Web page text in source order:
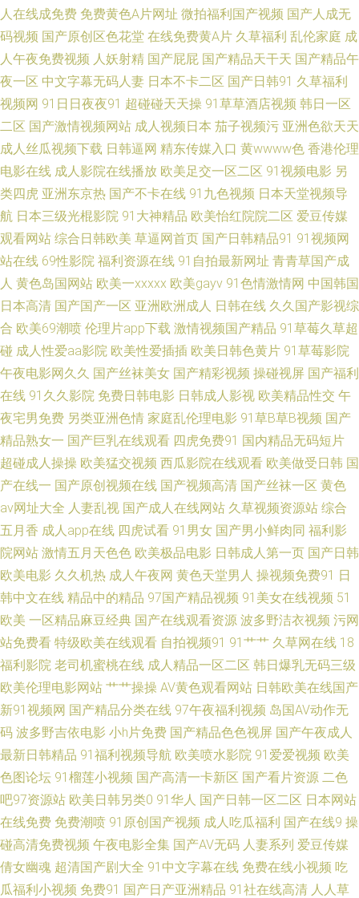
老湿激情影院 欧州成人一三区 天天拍液夜拍 午夜另类成人AV 亚洲成人艺术
网 AV性导航 超碰狠狠操 大香蕉福利 海角天涯91社区 九一视频在线 日本久
久午夜 午夜影院9970 伊人成人影片 亚洲色情操逼网 www狠狠干 福利视频
三分钟 韩国无码AV基地 韩国av永久无码 日本色系天堂 无码毛茸茸 在线国产
啪 AV性爱影院 成人色影WWWW 欧美中文日韩 日本免费A∨ 五月天综合色色
亚洲AV色色导航 97超碰免费公开 国产第七页 国产自产一区在线 国产微拍在
777 九一小网站 欧美浮力 超碰人家爱 另类专区色情 麻豆ddys 另类人妖网站
国产亚洲在线 久久国产精品久久 日韩成人网站 AU大片免费看 91深夜影院
日本伦理 国产成人A片 91变态软件 婷婷自拍网 亚洲国产精品久久 四虎永久
地址日韩 麻豆香蕉草莓视频 国产草莓视频在线 都市激情自拍 91网址黄w 另
青青操人妻 AAA欧美性爱 久草在线视频不卡 欧美人另类不卡 日韩电影网 亚
洲色情传媒电影 丰满少妇被C 老司机福利精品 人人操人人摸人人 日本视频
入口 91蜜臀不卡 丁香五月综合在线 久久综合国产精品 日韩国无码 伊人网操
逼片 自拍人妻欧美 av导航网 TS人妖专区 变态另类调教 美女视频直播91 天
美传媒A片 91工厂小视频 91色免费看 99re超碰 www成人电影 肏屄视屏免费
观看 超碰香蕉福利 大香蕉AV导航网 国产91看 少妇黑森林 91导航在线观看
91熟妇视频 97色婷婷 AV中文第一页 国产传媒日韩一区 国产原创自拍av 久
久理伦 美女爱爱吃瓜 影音先锋黑丝高跟 91性生活视频 东京AvAv 国产乱子
洲情色图网站 国产91精品5 日本精品人妖五区 三级片网av 天天日狠狠干 91
人在线成免费 免费黄色A片网址 微拍福利国产视频 国产人成无
码视频 国产原创区色花堂 在线免费黄A片 久草福利 乱伦家庭 成
人午夜免费视频 人妖射精 国产屁屁 国产精品天干天 国产精品午
夜一区 中文字幕无码人妻 日本不卡二区 国产日韩91 久草福利
视频网 91日日夜夜91 超碰碰天天操 91草草酒店视频 韩日一区
二区 国产激情视频网站 成人视频日本 茄子视频污 亚洲色欲天天
成人丝瓜视频下载 日韩逼网 精东传媒入口 黄wwww色 香港伦理
电影在线 成人影院在线播放 欧美足交一区二区 91视频电影 另
类四虎 亚洲东京热 国产不卡在线 91九色视频 日本天堂视频导
航 日本三级光棍影院 91大神精品 欧美怡红院院二区 爱豆传媒
观看网站 综合日韩欧美 草逼网首页 国产日韩精品91 91视频网
站在线 69性影院 福利资源在线 91自拍最新网址 青青草国产成
人 黄色岛国网站 欧美一xxxxx 欧美gayv 91色情激情网 中国韩国
日本高清 国产国产一区 亚洲欧洲成人 日韩在线 久久国产影视综
合 欧美69潮喷 伦理片app下载 激情视频国产精品 91草莓久草超
碰 成人性爱aa影院 欧美性爱插插 欧美日韩色黄片 91草莓影院
午夜电影网久久 国产丝袜美女 国产精彩视频 操碰视屏 国产福利
在线 91久久影院 免费日韩电影 日韩成人影视 欧美精品性交 午
夜宅男免费 另类亚洲色情 家庭乱伦理电影 91草B草B视频 国产
精品熟女一 国产巨乳在线观看 四虎免费91 国内精品无码短片
超碰成人操操 欧美猛交视频 西瓜影院在线观看 欧美做受日韩 国
产在线一 国产原创视频在线 国产视频高清 国产丝袜一区 黄色
av网址大全 人妻乱视 国产成人在线网站 久草视频资源站 综合
五月香 成人app在线 四虎试看 91男女 国产男小鲜肉同 福利影
院网站 激情五月天色色 欧美极品电影 日韩成人第一页 国产日韩
欧美电影 久久机热 成人午夜网 黄色天堂男人 操视频免费91 日
韩中文在线 精品中的精品 97国产精品视频 91美女在线视频 51
欧美 一区精品麻豆经典 国产在线观看资源 波多野洁衣视频 污网
站免费看 特级欧美在线观看 自拍视频91 91艹艹 久草网在线 18
福利影院 老司机蜜桃在线 成人精品一区二区 韩日爆乳无码三级
欧美伦理电影网站 艹艹操操 AV黄色观看网站 日韩欧美在线国产
新91视频网 国产精品分类在线 97午夜福利视频 岛国AV动作无
码 波多野吉依电影 小h片免费 国产精品色色视屏 国产午夜成人
最新日韩精品 91福利视频导航 欧美喷水影院 91爱爱视频 欧美
色图论坛 91榴莲小视频 国产高清一卡新区 国产看片资源 二色
吧97资源站 欧美日韩另类0 91华人 国产日韩一区二区 日本网站
在线免费 免费潮喷 91原创国产视频 成人吃瓜福利 国产在线9 操
碰高清免费视频 午夜电影全集 国产AV无码 人妻系列 爱豆传媒
倩女幽魂 超清国产剧大全 91中文字幕在线 免费在线小视频 吃
瓜福利小视频 免费91 国产日产亚洲精品 91社在线高清 人人草